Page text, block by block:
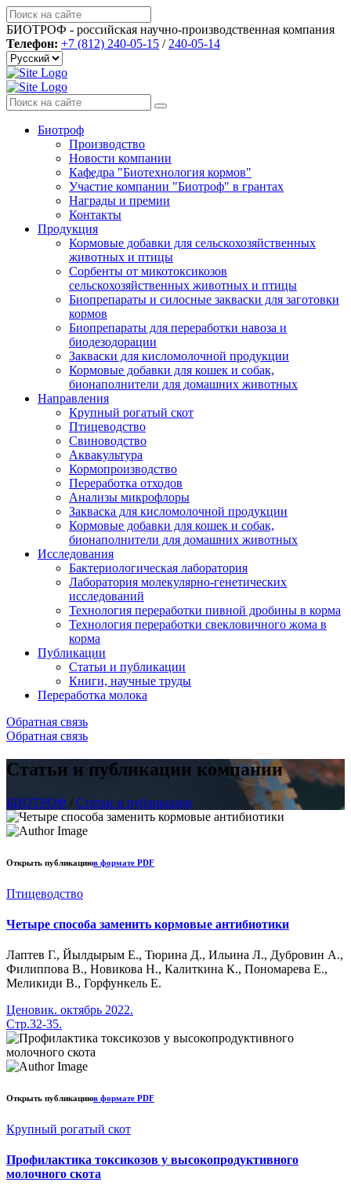
БИОТРОФ - российская научно-производственная компания
Телефон: +7 (812) 240-05-15 / 240-05-14
Биотроф
Производство
Новости компании
Кафедра "Биотехнология кормов"
Участие компании "Биотроф" в грантах
Награды и премии
Контакты
Продукция
Кормовые добавки для сельскохозяйственных
животных и птицы
Сорбенты от микотоксикозов
сельскохозяйственных животных и птицы
Биопрепараты и силосные закваски для заготовки
кормов
Биопрепараты для переработки навоза и
биодезодорации
Закваски для кисломолочной продукции
Кормовые добавки для кошек и собак,
бионаполнители для домашних животных
Направления
Крупный рогатый скот
Птицеводство
Свиноводство
Аквакультура
Кормопроизводство
Переработка отходов
Анализы микрофлоры
Закваска для кисломолочной продукции
Кормовые добавки для кошек и собак,
бионаполнители для домашних животных
Исследования
Бактериологическая лаборатория
Лаборатория молекулярно-генетических
исследований
Технология переработки пивной дробины в корма
Технология переработки свекловичного жома в
корма
Публикации
Статьи и публикации
Книги, научные труды
Переработка молока
Обратная связь
Обратная связь
Статьи и публикации компании
БИОТРОФ / Статьи и публикации
Открыть публикациюв формате PDF
Птицеводство
Четыре способа заменить кормовые антибиотики
Лаптев Г., Йылдырым Е., Тюрина Д., Ильина Л., Дубровин А.,
Филиппова В., Новикова Н., Калиткина К., Пономарева Е.,
Меликиди В., Горфункель Е.
Ценовик. октябрь 2022.
Стр.32-35.
Открыть публикациюв формате PDF
Крупный рогатый скот
Профилактика токсикозов у высокопродуктивного
молочного скота